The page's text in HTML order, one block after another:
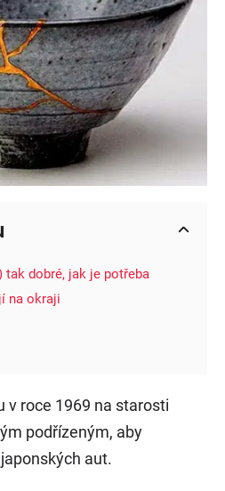
tak dobré, jak je potřeba
na okraji
v roce 1969 na starosti
podřízeným, aby
aut.